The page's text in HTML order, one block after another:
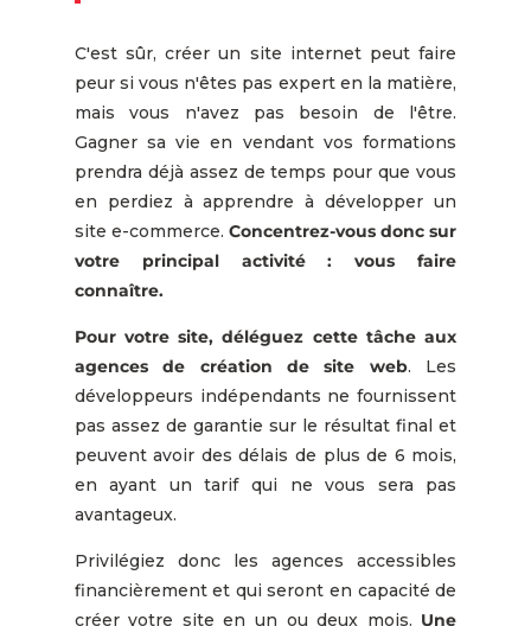
C'est sûr, créer un site internet peut faire
peur si vous n'êtes pas expert en la matière,
mais vous n'avez pas besoin de l'être.
Gagner sa vie en vendant vos formations
prendra déjà assez de temps pour que vous
en perdiez à apprendre à développer un
site e-commerce. Concentrez-vous donc sur
votre principal activité : vous faire
connaître.
Pour votre site, déléguez cette tâche aux
agences de création de site web. Les
développeurs indépendants ne fournissent
pas assez de garantie sur le résultat final et
peuvent avoir des délais de plus de 6 mois,
en ayant un tarif qui ne vous sera pas
avantageux.
Privilégiez donc les agences accessibles
financièrement et qui seront en capacité de
créer votre site en un ou deux mois. Une